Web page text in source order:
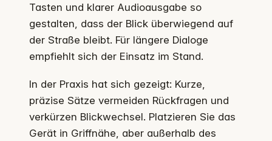
Tasten und klarer Audioausgabe so
gestalten, dass der Blick überwiegend auf
der Straße bleibt. Für längere Dialoge
empfiehlt sich der Einsatz im Stand.
In der Praxis hat sich gezeigt: Kurze,
präzise Sätze vermeiden Rückfragen und
verkürzen Blickwechsel. Platzieren Sie das
Gerät in Griffnähe, aber außerhalb des